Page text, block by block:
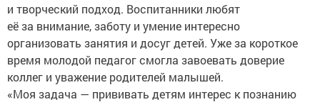
и творческий подход. Воспитанники любят
её за внимание, заботу и умение интересно
организовать занятия и досуг детей. Уже за короткое
время молодой педагог смогла завоевать доверие
коллег и уважение родителей малышей.
«Моя задача — прививать детям интерес к познанию